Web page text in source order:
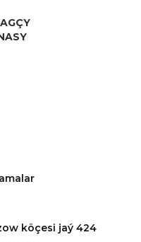
köçesi jaý 424